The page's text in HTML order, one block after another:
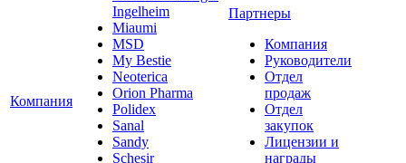
Компания
Ingelheim
Miaumi
MSD
My Bestie
Neoterica
Orion Pharma
Polidex
Sanal
Sandy
Schesir
Партнеры
Компания
Руководители
Отдел
продаж
Отдел
закупок
Лицензии и
награды